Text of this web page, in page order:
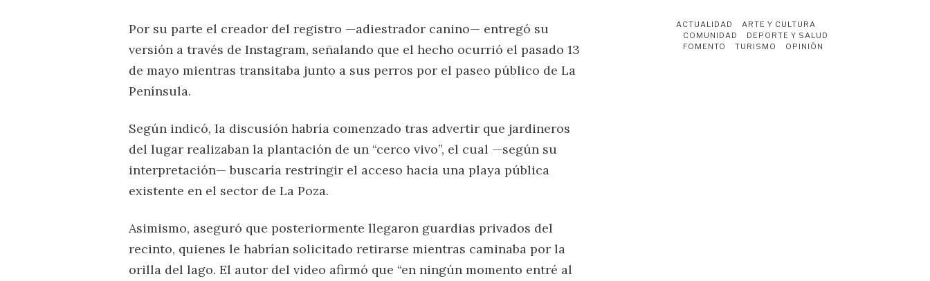
Por su parte el creador del registro —adiestrador canino— entregó su
versión a través de Instagram, señalando que el hecho ocurrió el pasado 13
de mayo mientras transitaba junto a sus perros por el paseo público de La
Península.
Según indicó, la discusión habría comenzado tras advertir que jardineros
del lugar realizaban la plantación de un “cerco vivo”, el cual —según su
interpretación— buscaría restringir el acceso hacia una playa pública
existente en el sector de La Poza.
Asimismo, aseguró que posteriormente llegaron guardias privados del
recinto, quienes le habrían solicitado retirarse mientras caminaba por la
orilla del lago. El autor del video afirmó que “en ningún momento entré al
ACTUALIDAD
ARTE Y CULTURA
COMUNIDAD
DEPORTE Y SALUD
FOMENTO
TURISMO OPINIÓN